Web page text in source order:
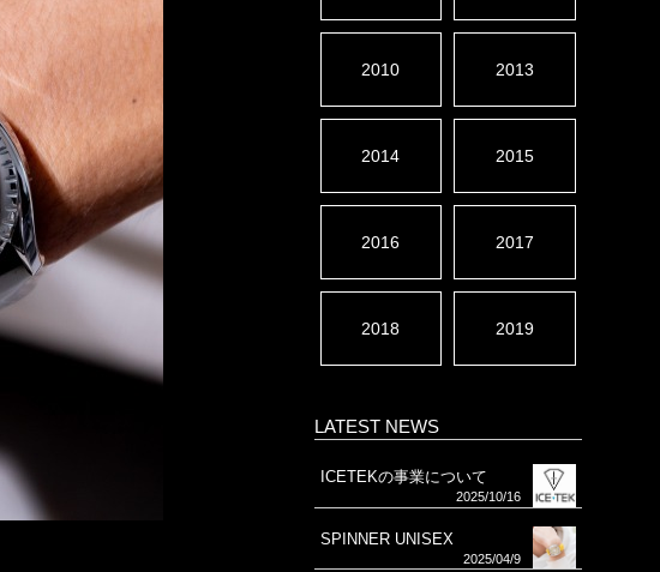
2010 2013
2014 2015
2016 2017
2018 2019
LATEST NEWS
ICETEKの事業について
2025/10/16
SPINNER UNISEX
2025/04/9